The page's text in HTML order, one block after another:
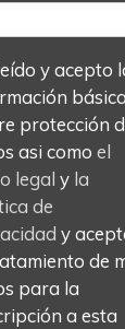
y acepto la
básica
protección
datos asi comoel
legaly la
de
y
de
para la
a esta